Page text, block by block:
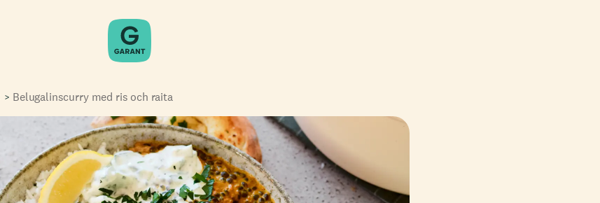
Belugalinscurry med ris och raita